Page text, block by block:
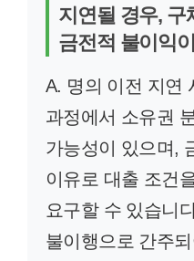
지연될 경우, 구
금전적 불이익
A. 명의 이전 지연
과정에서 소유권
가능성이 있으며,
이유로 대출 조건
요구할 수 있습니
불이행으로 간주